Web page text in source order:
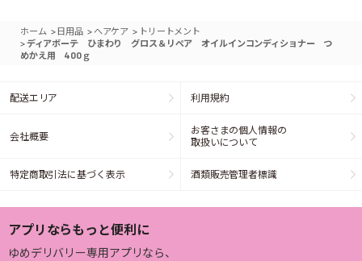
ホーム > 日用品 > ヘアケア > トリートメント
>ディアボーテ ひまわり グロス＆リペア オイルインコンディショナー つ
めかえ用 400ｇ
配送エリア 利用規約
会社概要
お客さまの個人情報の
取扱いについて
特定商取引法に基づく表示 酒類販売管理者標識
アプリならもっと便利に
ゆめデリバリー専用アプリなら、